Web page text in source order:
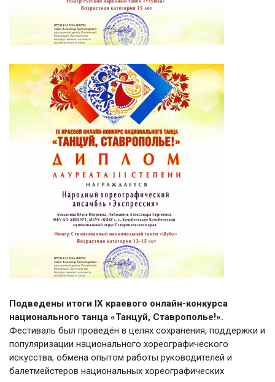
Подведены итоги IX краевого онлайн-конкурса
национального танца «Танцуй, Ставрополье!».
Фестиваль был проведён в целях сохранения, поддержки и
популяризации национального хореографического
искусства, обмена опытом работы руководителей и
балетмейстеров национальных хореографических